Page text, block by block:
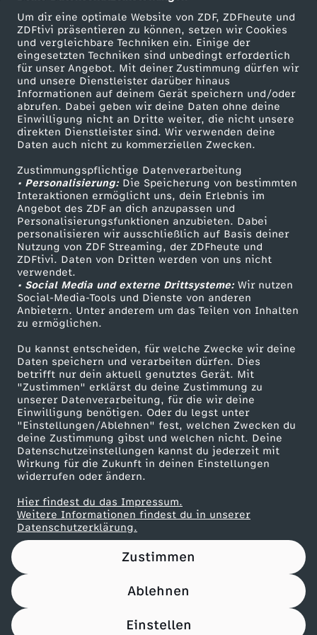
Um dir eine optimale Website von ZDF, ZDFheute und
ZDFtivi präsentieren zu können, setzen wir Cookies
und vergleichbare Techniken ein. Einige der
eingesetzten Techniken sind unbedingt erforderlich
für unser Angebot. Mit deiner Zustimmung dürfen wir
und unsere Dienstleister darüber hinaus
Informationen auf deinem Gerät speichern und/oder
abrufen. Dabei geben wir deine Daten ohne deine
Einwilligung nicht an Dritte weiter, die nicht unsere
direkten Dienstleister sind. Wir verwenden deine
Daten auch nicht zu kommerziellen Zwecken.
Zustimmungspflichtige Datenverarbeitung
• Personalisierung:Die Speicherung von bestimmten
Interaktionen ermöglicht uns, dein Erlebnis im
Angebot des ZDF an dich anzupassen und
Personalisierungsfunktionen anzubieten. Dabei
personalisieren wir ausschließlich auf Basis deiner
Nutzung von ZDF Streaming, der ZDFheute und
ZDFtivi. Daten von Dritten werden von uns nicht
verwendet.
• Social Media und externe Drittsysteme:Wir nutzen
Social-Media-Tools und Dienste von anderen
Anbietern. Unter anderem um das Teilen von Inhalten
zu ermöglichen.
Du kannst entscheiden, für welche Zwecke wir deine
Daten speichern und verarbeiten dürfen. Dies
betrifft nur dein aktuell genutztes Gerät. Mit
"Zustimmen" erklärst du deine Zustimmung zu
unserer Datenverarbeitung, für die wir deine
Einwilligung benötigen. Oder du legst unter
"Einstellungen/Ablehnen" fest, welchen Zwecken du
deine Zustimmung gibst und welchen nicht. Deine
Datenschutzeinstellungen kannst du jederzeit mit
Wirkung für die Zukunft in deinen Einstellungen
widerrufen oder ändern.
Hier findest du das Impressum.
Weitere Informationen findest du in unserer
Datenschutzerklärung.
Zustimmen
Ablehnen
Einstellen
Filtern
Mehr ZDF
ZDF-Apps
Smart TV
ZDFtext
Livestreams
Sendungen A-Z
TV-Programm
Service
ZDFmitreden
Kontakt zum ZDF
Tickets
Zuschauerservice
Hilfe
ZDF Unternehmen
Karriere
ZDF goes Schule
Werbefernsehen
Mainzelmännchen
Partner
Nutzungsbedingungen
Impressum